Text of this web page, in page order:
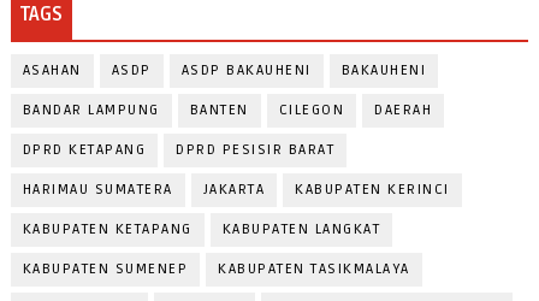
TAGS
ASAHAN ASDP ASDP BAKAUHENI BAKAUHENI
BANDAR LAMPUNG BANTEN CILEGON DAERAH
DPRD KETAPANG DPRD PESISIR BARAT
HARIMAU SUMATERA JAKARTA KABUPATEN KERINCI
KABUPATEN KETAPANG KABUPATEN LANGKAT
KABUPATEN SUMENEP KABUPATEN TASIKMALAYA